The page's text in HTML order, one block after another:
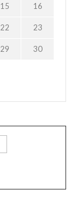
15 16
22 23
29 30